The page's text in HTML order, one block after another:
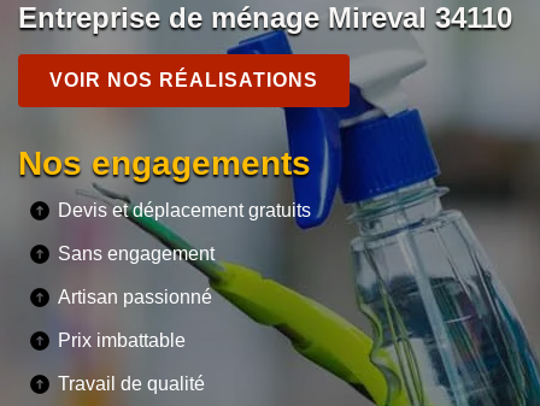
Entreprise de ménage Mireval 34110
VOIR NOS RÉALISATIONS
Nos engagements
Devis et déplacement gratuits
Sans engagement
Artisan passionné
Prix imbattable
Travail de qualité